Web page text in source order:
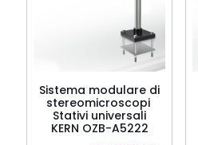
Sistema modulare di
stereomicroscopi 
Stativi universali
KERN OZB-A5222